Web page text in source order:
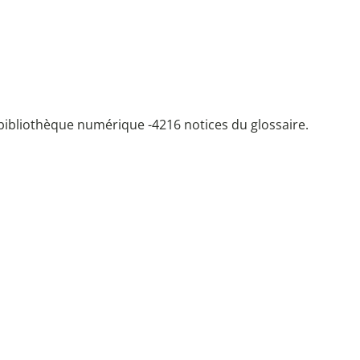
numérique -4216 notices du glossaire.